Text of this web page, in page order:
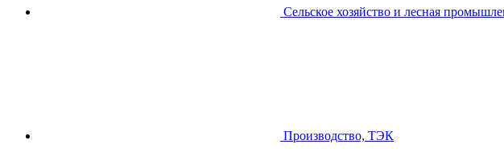
Сельское хозяйство и лесная
Производство, ТЭК